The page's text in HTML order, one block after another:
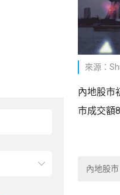
來源：
內地股市
市成交額
內地股市